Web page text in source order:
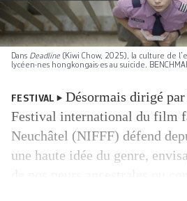
Dans Deadline (Kiwi Chow, 2025), la culture de
lycéen·nes hongkongais·es au suicide.
FESTIVAL
Désormais dirigé
Festival international du film
Neuchâtel (NIFFF) défend
une haute idée du genre,